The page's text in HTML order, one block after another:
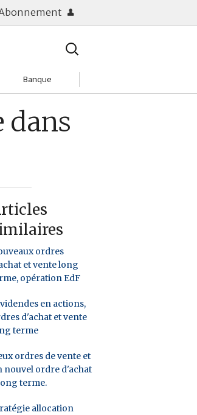
Rechercher
Banque
Changer de banque
Comptes & Livrets
Frais bancaires
Placements & banques
dans
ordres
et vente long
opération EdF
en actions,
d'achat et vente
terme
ordres de vente et
nouvel ordre d'achat
terme.
allocation